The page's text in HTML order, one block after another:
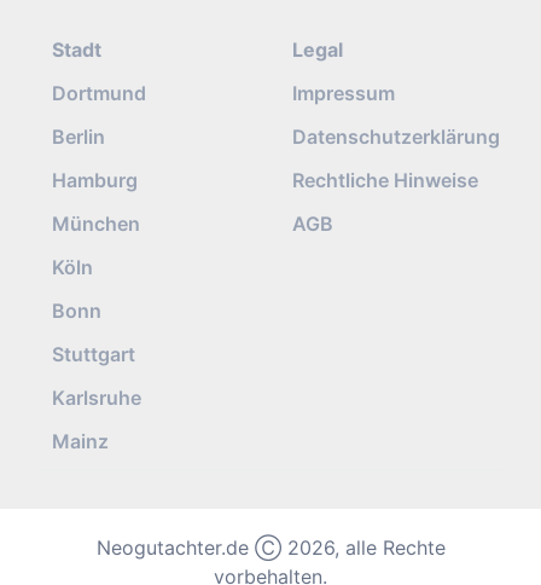
Stadt
Dortmund
Berlin
Hamburg
München
Köln
Bonn
Stuttgart
Karlsruhe
Mainz
Legal
Impressum
Datenschutzerklärung
Rechtliche Hinweise
AGB
Neogutachter.de Ⓒ 2026, alle Rechte
vorbehalten.